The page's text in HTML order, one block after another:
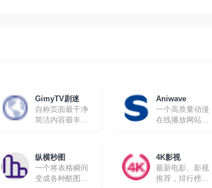
GimyTV剧迷
自称页面最干净
简洁内容最丰富
Aniwave
一个高质量动漫
在线播放网站，
想要学习英文的
朋友。
纵横秒图
一个将表格瞬间
变成各种酷图的
4K影视
最新电影、影视
推荐，排行榜、